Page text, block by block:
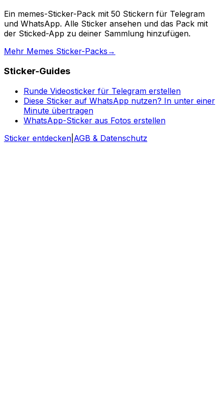
Ein memes-Sticker-Pack mit 50 Stickern für Telegram
und WhatsApp. Alle Sticker ansehen und das Pack mit
der Sticked-App zu deiner Sammlung hinzufügen.
Mehr Memes Sticker-Packs →
Sticker-Guides
Runde Videosticker für Telegram erstellen
Diese Sticker auf WhatsApp nutzen? In unter einer
Minute übertragen
WhatsApp-Sticker aus Fotos erstellen
Sticker entdecken AGB & Datenschutz